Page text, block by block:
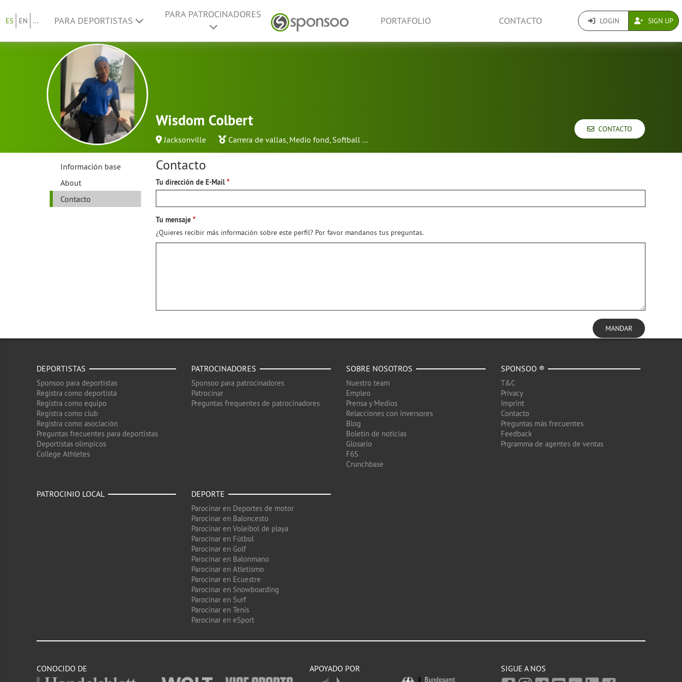
ES EN ... PARA DEPORTISTAS
PARA PATROCINADORES
PORTAFOLIO CONTACTO LOGIN SIGN UP
Wisdom Colbert
Jacksonville Carrera de vallas, Medio fond, Softball ...
CONTACTO
Información base
About
Contacto
Contacto
Tu dirección de E-Mail
Tu mensaje
¿Quieres recibir más información sobre este perfil? Por favor mandanos tus preguntas.
MANDAR
DEPORTISTAS
Sponsoo para deportistas
Registra como deportista
Registra como equipo
Registra como club
Registra como asociación
Preguntas frecuentes para deportistas
Deportistas olimpicos
College Athletes
PATROCINADORES
Sponsoo para patrocinadores
Patrocinar
Preguntas frequentes de patrocinadores
SOBRE NOSOTROS
Nuestro team
Empleo
Prensa y Medios
Relacciones con inversores
Blog
Boletín de noticias
Glosario
F6S
Crunchbase
SPONSOO ®
T&C
Privacy
Imprint
Contacto
Preguntas más frecuentes
Feedback
Prgramma de agentes de ventas
PATROCINIO LOCAL DEPORTE
Parocinar en Deportes de motor
Parocinar en Baloncesto
Parocinar en Voleibol de playa
Parocinar en Fútbol
Parocinar en Golf
Parocinar en Balonmano
Parocinar en Atletismo
Parocinar en Ecuestre
Parocinar en Snowboarding
Parocinar en Surf
Parocinar en Tenis
Parocinar en eSport
CONOCIDO DE APOYADO POR SIGUE A NOS